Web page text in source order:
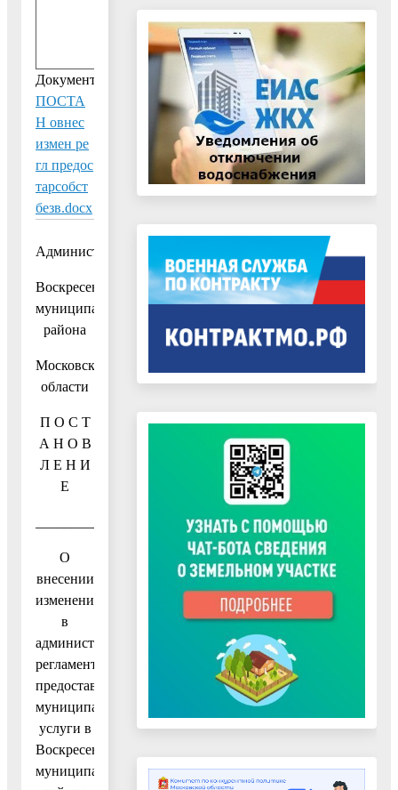
Документ:
ПОСТА
Н овнес
измен ре
гл предос
тарсобст
безв.docx
Администрация
Воскресенского
муниципального
района
Московской
области
П О С Т
А Н О В
Л Е Н И
Е
__________________№_________________
О
внесении
изменения
в
административный
регламент
предоставления
муниципальной
услуги в
Воскресенском
муниципальном